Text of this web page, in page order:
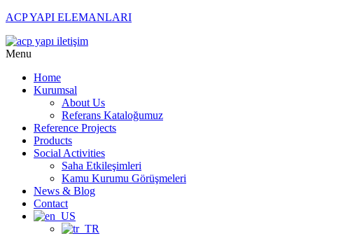
ACP YAPI ELEMANLARI
Menu
Home
Kurumsal
About Us
Referans Kataloğumuz
Reference Projects
Products
Social Activities
Saha Etkileşimleri
Kamu Kurumu Görüşmeleri
News & Blog
Contact